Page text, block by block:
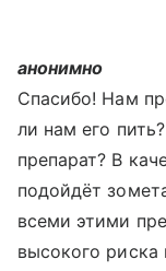
анонимно
Спасибо! Нам
ли нам его
препарат? В
подойдёт
всеми этими
высокого риска